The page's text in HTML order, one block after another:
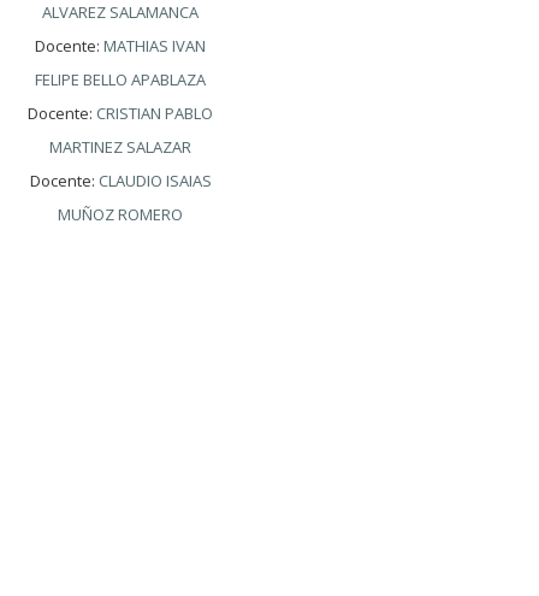
ALVAREZ SALAMANCA
Docente:MATHIAS IVAN
FELIPE BELLO APABLAZA
Docente: CRISTIAN PABLO
MARTINEZ SALAZAR
Docente: CLAUDIO ISAIAS
MUÑOZ ROMERO